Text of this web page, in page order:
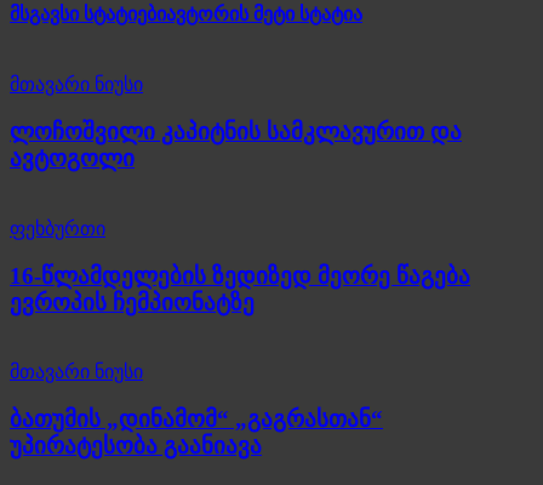
მსგავსი სტატიებიავტორის მეტი სტატია
მთავარი ნიუსი
ლოჩოშვილი კაპიტნის სამკლავურით და
ავტოგოლი
ფეხბურთი
16-წლამდელების ზედიზედ მეორე წაგება
ევროპის ჩემპიონატზე
მთავარი ნიუსი
ბათუმის „დინამომ“ „გაგრასთან“
უპირატესობა გაანიავა